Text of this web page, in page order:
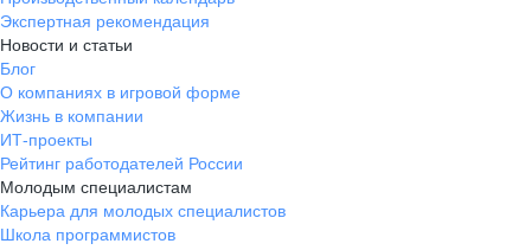
Экспертная рекомендация
Новости и статьи
Блог
О компаниях в игровой форме
Жизнь в компании
ИТ-проекты
Рейтинг работодателей России
Молодым специалистам
Карьера для молодых специалистов
Школа программистов